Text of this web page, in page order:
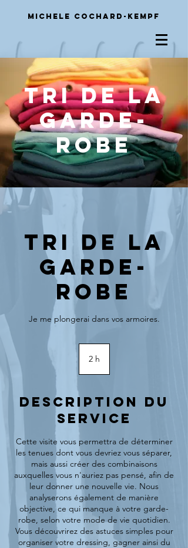
Michele Cochard-Kempf
Tri de la
garde-
robe
Tri de la
garde-
robe
Je me plongerai dans vos armoires.
2 h
Description du
service
Cette visite vous permettra de déterminer
les tenues dont vous devriez vous séparer,
mais aussi créer des combinaisons
auxquelles vous n'auriez pas pensé, afin de
leur donner une nouvelle vie. Nous
analyserons également de manière
objective, ce qui manque à votre garde-
robe, selon votre mode de vie quotidien.
Vous découvrirez des astuces simples pour
organiser votre dressing, gagner ainsi du